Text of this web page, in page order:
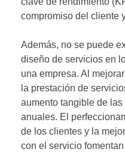
compromiso del cliente
Además, no se puede
diseño de servicios en
una empresa. Al
la prestación de
aumento tangible de
anuales. El
de los clientes y la
con el servicio